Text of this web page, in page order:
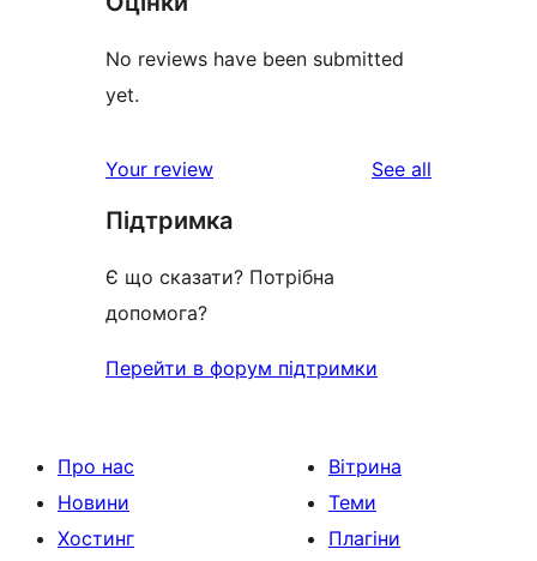
No reviews have been submitted
yet.
Your review See all
Підтримка
Є що сказати? Потрібна
допомога?
Перейти в форум підтримки
Про нас
Новини
Хостинг
Вітрина
Теми
Плагіни